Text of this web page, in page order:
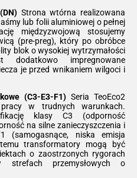
Strona wtórna realizowana
lub folii aluminiowej o pełnej
międzyzwojową stosujemy
(pre-preg), który po obróbce
blok o wysokiej wytrzymałości
dodatkowo impregnowane
je przed wnikaniem wilgoci i
(C3-E3-F1) Seria TeoEco2
w trudnych warunkach.
klasy C3 (odporność
na silne zanieczyszczenia i
(samogasnące, niska emisja
transformatory mogą być
o zaostrzonych rygorach
strefach przemysłowych o